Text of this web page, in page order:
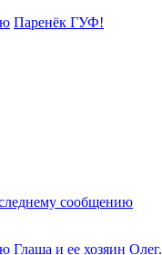
Паренёк ГУФ!
сообщению
Глаша и ее хозяин Олег.